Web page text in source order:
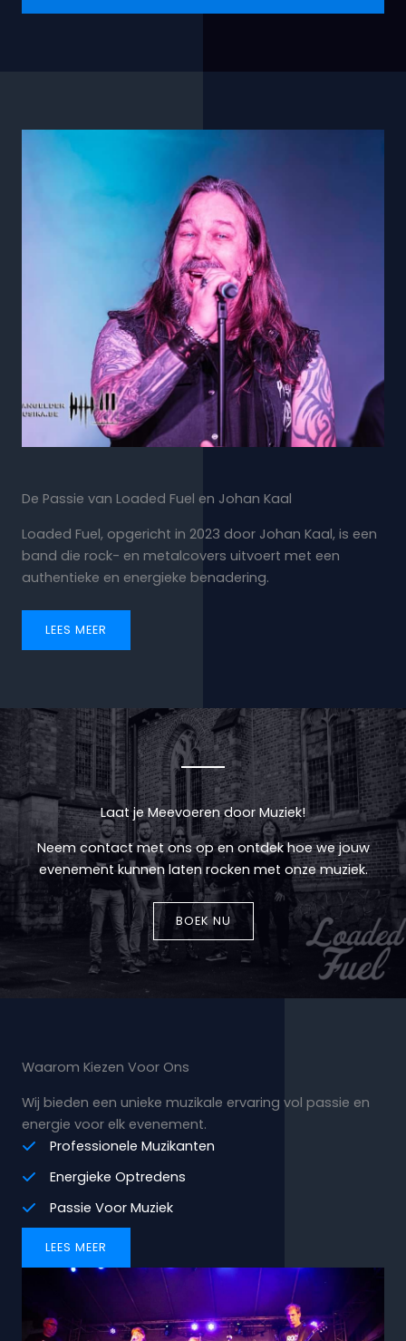
De Passie van Loaded Fuel en Johan Kaal
Loaded Fuel, opgericht in 2023 door Johan Kaal, is een
band die rock- en metalcovers uitvoert met een
authentieke en energieke benadering.
LEES MEER
Laat je Meevoeren door Muziek!
Neem contact met ons op en ontdek hoe we jouw
evenement kunnen laten rocken met onze muziek.
BOEK NU
Waarom Kiezen Voor Ons
Wij bieden een unieke muzikale ervaring vol passie en
energie voor elk evenement.
Professionele Muzikanten
Energieke Optredens
Passie Voor Muziek
LEES MEER